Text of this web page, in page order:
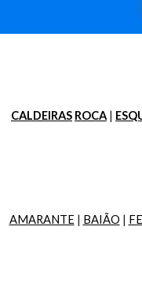
CALDEIRAS ROCA |
AMARANTE | BAIÃO |